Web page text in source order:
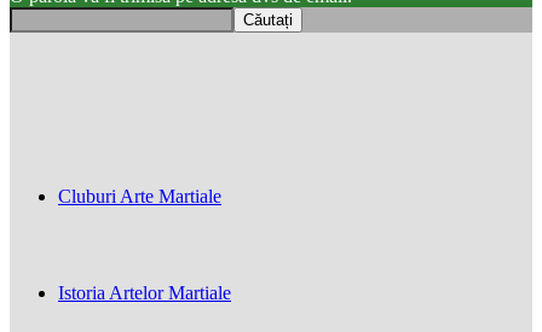
Cluburi Arte Martiale
Istoria Artelor Martiale